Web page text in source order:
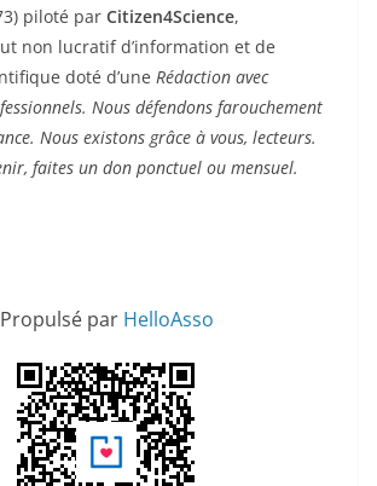
piloté par Citizen4Science,
non lucratif d’information et de
doté d’une Rédaction avec
Nous défendons farouchement
Nous existons grâce à vous, lecteurs.
faites un don ponctuel ou mensuel.
Propulsé par HelloAsso